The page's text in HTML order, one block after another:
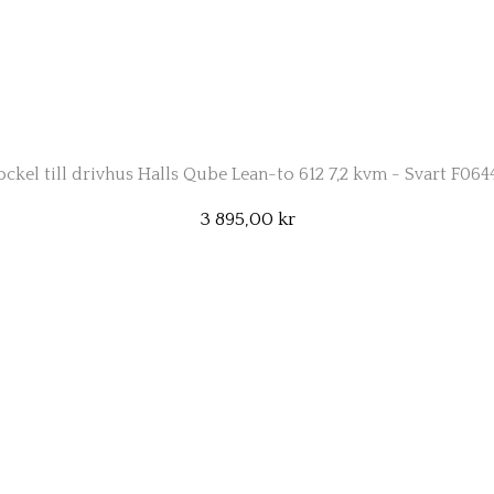
till drivhus Halls Qube Lean-to 612 7,2 kvm - Svart
3 895,00 kr